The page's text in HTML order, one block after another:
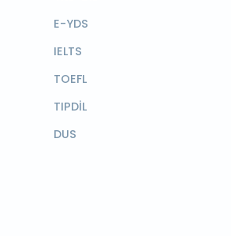
E-YDS
IELTS
TOEFL
TIPDİL
DUS